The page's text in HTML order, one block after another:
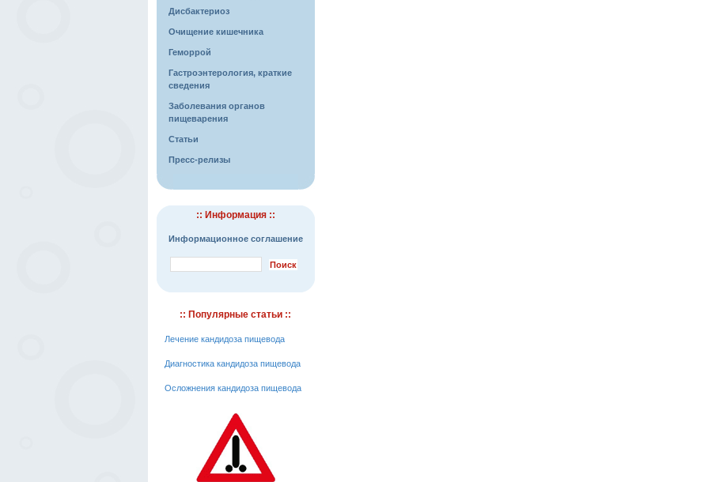
Дисбактериоз
Очищение кишечника
Геморрой
Гастроэнтерология, краткие
сведения
Заболевания органов
пищеварения
Статьи
Пресс-релизы
:: Информация ::
Информационное соглашение
:: Популярные статьи ::
Лечение кандидоза пищевода
Диагностика кандидоза пищевода
Осложнения кандидоза пищевода